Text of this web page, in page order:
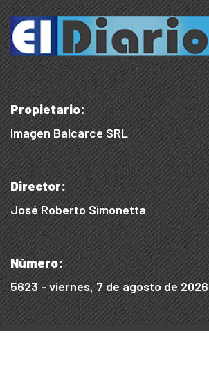
Propietario:
Imagen Balcarce SRL
Director:
José Roberto Simonetta
Número:
5623 - viernes, 7 de agosto de 2026